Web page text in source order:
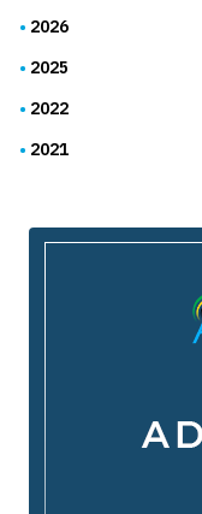
2026
2025
2022
2021